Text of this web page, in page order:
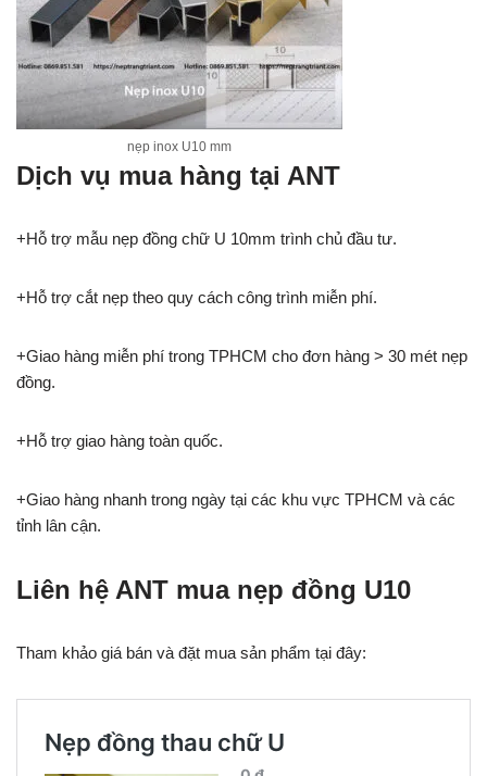
nẹp inox U10 mm
Dịch vụ mua hàng tại ANT
+Hỗ trợ mẫu nẹp đồng chữ U 10mm trình chủ đầu tư.
+Hỗ trợ cắt nẹp theo quy cách công trình miễn phí.
+Giao hàng miễn phí trong TPHCM cho đơn hàng > 30 mét nẹp
đồng.
+Hỗ trợ giao hàng toàn quốc.
+Giao hàng nhanh trong ngày tại các khu vực TPHCM và các
tỉnh lân cận.
Liên hệ ANT mua nẹp đồng U10
Tham khảo giá bán và đặt mua sản phẩm tại đây: